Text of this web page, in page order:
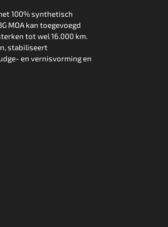
100% synthetisch
MOA kan toegevoegd
tot wel 16.000 km.
stabiliseert
en vernisvorming en